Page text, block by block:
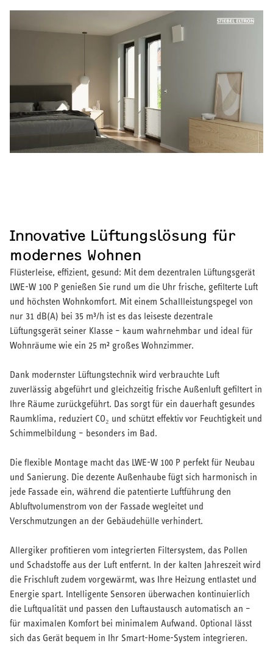
Innovative Lüftungslösung für
modernes Wohnen
Flüsterleise, effizient, gesund: Mit dem dezentralen Lüftungsgerät
LWE-W 100 P genießen Sie rund um die Uhr frische, gefilterte Luft
und höchsten Wohnkomfort. Mit einem Schallleistungspegel von
nur 31 dB(A) bei 35 m³/h ist es das leiseste dezentrale
Lüftungsgerät seiner Klasse – kaum wahrnehmbar und ideal für
Wohnräume wie ein 25 m² großes Wohnzimmer.
Dank modernster Lüftungstechnik wird verbrauchte Luft
zuverlässig abgeführt und gleichzeitig frische Außenluft gefiltert in
Ihre Räume zurückgeführt. Das sorgt für ein dauerhaft gesundes
Raumklima, reduziert CO₂ und schützt effektiv vor Feuchtigkeit und
Schimmelbildung – besonders im Bad.
Die flexible Montage macht das LWE-W 100 P perfekt für Neubau
und Sanierung. Die dezente Außenhaube fügt sich harmonisch in
jede Fassade ein, während die patentierte Luftführung den
Abluftvolumenstrom von der Fassade wegleitet und
Verschmutzungen an der Gebäudehülle verhindert.
Allergiker profitieren vom integrierten Filtersystem, das Pollen
und Schadstoffe aus der Luft entfernt. In der kalten Jahreszeit wird
die Frischluft zudem vorgewärmt, was Ihre Heizung entlastet und
Energie spart. Intelligente Sensoren überwachen kontinuierlich
die Luftqualität und passen den Luftaustausch automatisch an –
für maximalen Komfort bei minimalem Aufwand. Optional lässt
sich das Gerät bequem in Ihr Smart-Home-System integrieren.